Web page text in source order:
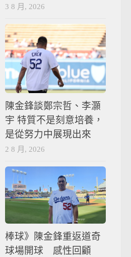
3 8 月, 2026
陳金鋒談鄭宗哲、李灝
宇 特質不是刻意培養，
是從努力中展現出來
2 8 月, 2026
棒球》陳金鋒重返道奇
球場開球 感性回顧